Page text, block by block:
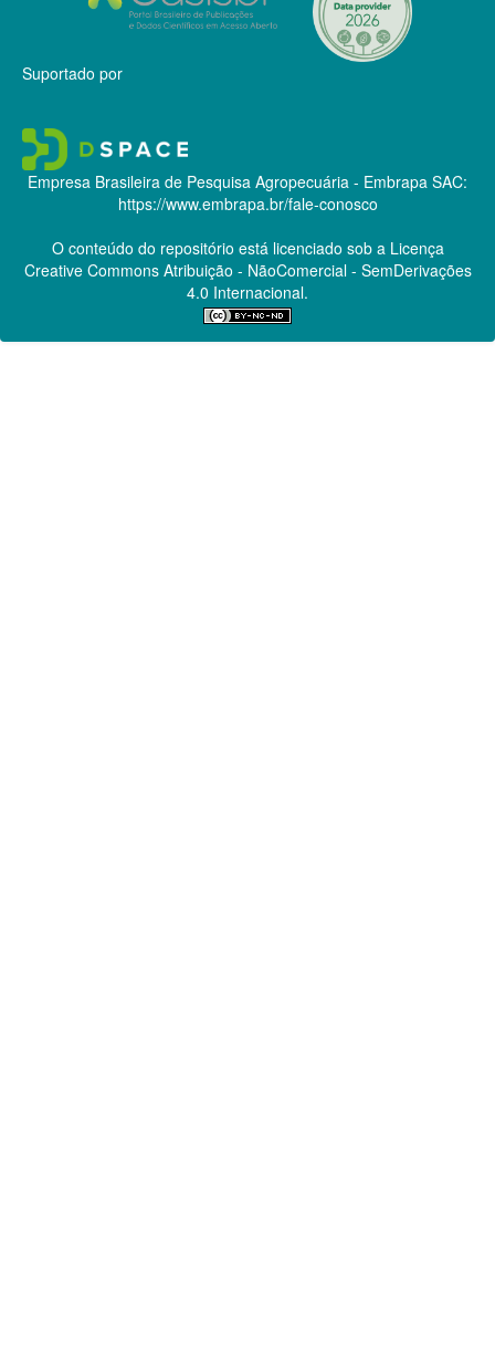
Suportado por
Empresa Brasileira de Pesquisa Agropecuária - Embrapa SAC:
https://www.embrapa.br/fale-conosco
O conteúdo do repositório está licenciado sob a Licença
Creative CommonsAtribuição - NãoComercial - SemDerivações
4.0 Internacional.